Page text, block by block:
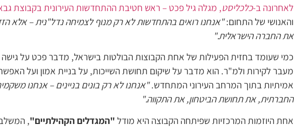
לאחרונה ב-כלכליסט, מגלה גיל פכט – ראש חטיבת ההתחדשות העירונית בקבוצת
והאנושי של התחום:"אנחנו רואים בהתחדשות לא רק מנוף לצמיחה נדל"נית – אלא
את החברה הישראלית."
כמי שעומד בחזית הפעילות של אחת הקבוצות הבולטות בישראל, מדבר פכט על
מעבר לקירות ולמ"ר. הוא מדבר על שיקום תחושת השייכות, על בניית אמון ועל
אמיתיות בתוך המרחב העירוני המתחדש."אנחנו לא רק בונים בניינים – אנחנו
החברתית, את תחושת הביטחון, את התקווה."
אחת היוזמות המרכזיות שפיתחה הקבוצה היא מודל "המגדלים הקהילתיים",